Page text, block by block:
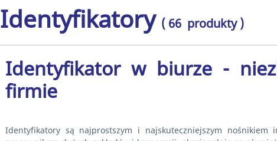
Identyfikatory ( 66 produkty )
Identyfikator w biurze -
firmie
Identyfikatory są najprostszym i najskuteczniejszym